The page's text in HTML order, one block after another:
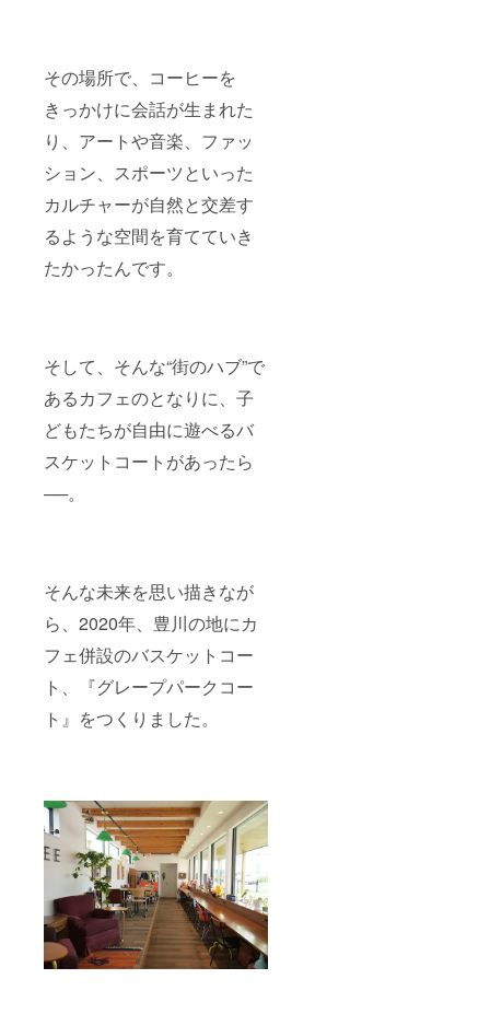
その場所で、コーヒーを
きっかけに会話が生まれた
り、アートや音楽、ファッ
ション、スポーツといった
カルチャーが自然と交差す
るような空間を育てていき
たかったんです。
そして、そんな“街のハブ”で
あるカフェのとなりに、子
どもたちが自由に遊べるバ
スケットコートがあったら
──。
そんな未来を思い描きなが
ら、2020年、豊川の地にカ
フェ併設のバスケットコー
ト、『グレープパークコー
ト』をつくりました。